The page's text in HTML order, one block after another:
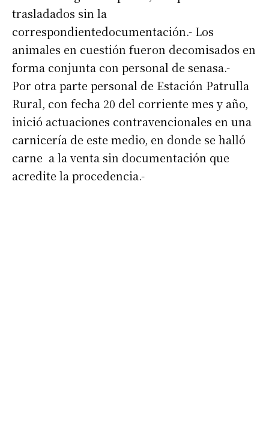
trasladados sin la
correspondientedocumentación.- Los
animales en cuestión fueron decomisados en
forma conjunta con personal de senasa.-
Por otra parte personal de Estación Patrulla
Rural, con fecha 20 del corriente mes y año,
inició actuaciones contravencionales en una
carnicería de este medio, en donde se halló
carne a la venta sin documentación que
acredite la procedencia.-